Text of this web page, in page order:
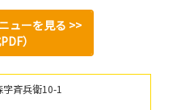
ューを見る >>
）
斉兵衛10-1